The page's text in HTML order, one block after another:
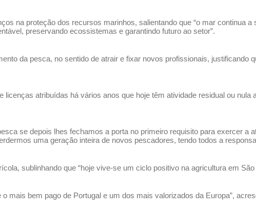
na proteção dos recursos marinhos, salientando que “o mar continua
preservando ecossistemas e garantindo futuro ao setor”.
da pesca, no sentido de atrair e fixar novos profissionais, justificando
licenças atribuídas há vários anos que hoje têm atividade residual ou
se depois lhes fechamos a porta no primeiro requisito para exercer a
uma geração inteira de novos pescadores, tendo todos a
sublinhando que “hoje vive-se um ciclo positivo na agricultura em São
mais bem pago de Portugal e um dos mais valorizados da Europa”,